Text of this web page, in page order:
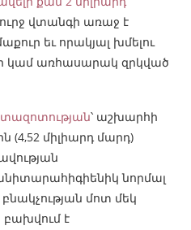
վտանգի առաջ է
եւ որակյալ խմելու
կամ առհասարակ զրկված
՝ աշխարհի
(4,52 միլիարդ մարդ)
նորմալ
մոտ մեկ
բախվում է